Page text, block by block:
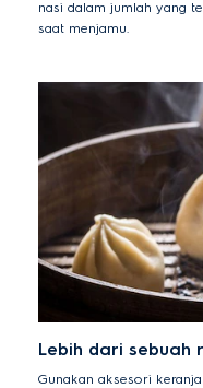
nasi dalam jumlah yang
saat menjamu.
Lebih dari sebuah
Gunakan aksesori